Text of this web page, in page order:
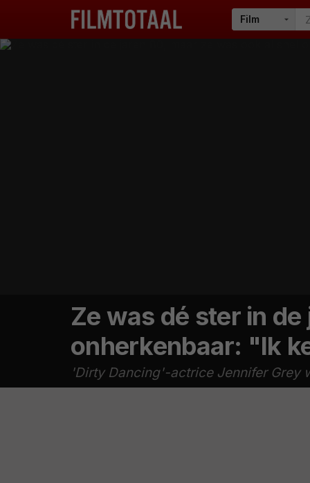
Ze was dé ster in
onherkenbaar: "Ik
'Dirty Dancing'-actrice Jennifer Grey